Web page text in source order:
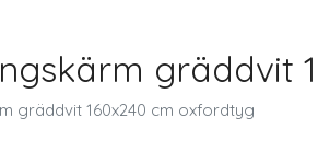
gräddvit
gräddvit 160x240 cm oxfordtyg